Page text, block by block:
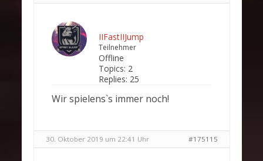
IIFastIIJump
Teilnehmer
Offline
Topics: 2
Replies: 25
Wir spielens`s immer noch!
30. Oktober 2019 um 22:41 Uhr #175115